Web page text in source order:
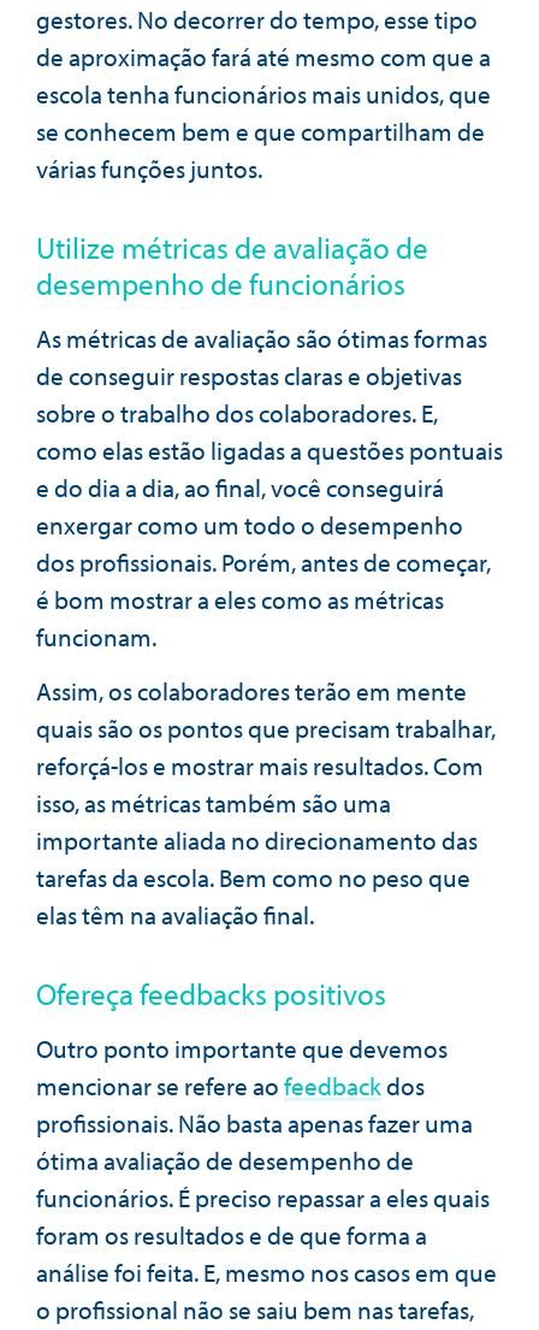
gestores. No decorrer do tempo, esse tipo
de aproximação fará até mesmo com que a
escola tenha funcionários mais unidos, que
se conhecem bem e que compartilham de
várias funções juntos.
Utilize métricas de avaliação de
desempenho de funcionários
As métricas de avaliação são ótimas formas
de conseguir respostas claras e objetivas
sobre o trabalho dos colaboradores. E,
como elas estão ligadas a questões pontuais
e do dia a dia, ao final, você conseguirá
enxergar como um todo o desempenho
dos profissionais. Porém, antes de começar,
é bom mostrar a eles como as métricas
funcionam.
Assim, os colaboradores terão em mente
quais são os pontos que precisam trabalhar,
reforçá-los e mostrar mais resultados. Com
isso, as métricas também são uma
importante aliada no direcionamento das
tarefas da escola. Bem como no peso que
elas têm na avaliação final.
Ofereça feedbacks positivos
Outro ponto importante que devemos
mencionar se refere aofeedbackdos
profissionais. Não basta apenas fazer uma
ótima avaliação de desempenho de
funcionários. É preciso repassar a eles quais
foram os resultados e de que forma a
análise foi feita. E, mesmo nos casos em que
o profissional não se saiu bem nas tarefas,